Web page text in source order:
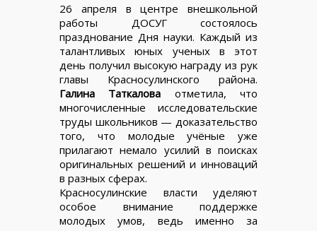
26 апреля в центре внешкольной
работы ДОСУГ состоялось
празднование Дня науки. Каждый из
талантливых юных ученых в этот
день получил высокую награду из рук
главы Красносулинского района.
Галина Таткалова отметила, что
многочисленные исследовательские
труды школьников — доказательство
того, что молодые учёные уже
прилагают немало усилий в поисках
оригинальных решений и инноваций
в разных сферах.
Красносулинские власти уделяют
особое внимание поддержке
молодых умов, ведь именно за